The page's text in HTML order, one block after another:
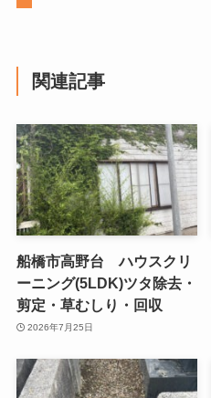
関連記事
船橋市高野台 ハウスクリ
ーニング(5LDK)ツタ除去・
剪定・草むしり・回収
2026年7月25日